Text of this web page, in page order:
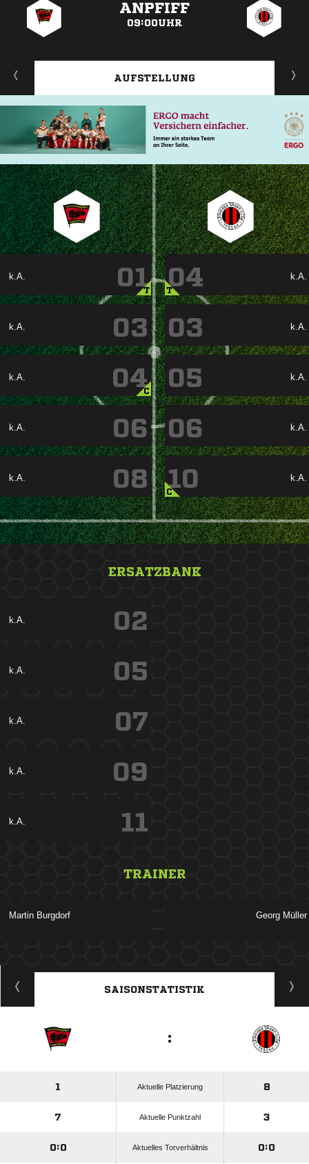
ANPFIFF
09:00UHR
AUFSTELLUNG
k.A. 01
T
k.A. 03
k.A. 04
C
k.A. 06
k.A. 08
k.A.
06
k.A.
10
C
k.A.
04
T
k.A.
03
k.A.
05
ERSATZBANK
k.A. 02
k.A. 05
k.A. 07
k.A. 09
k.A. 11
TRAINER
   
ANZEIGE
SAISONSTATISTIK
:
1 Aktuelle Platzierung 8
7 Aktuelle Punktzahl 3
0:0 Aktuelles Torverhältnis 0:0